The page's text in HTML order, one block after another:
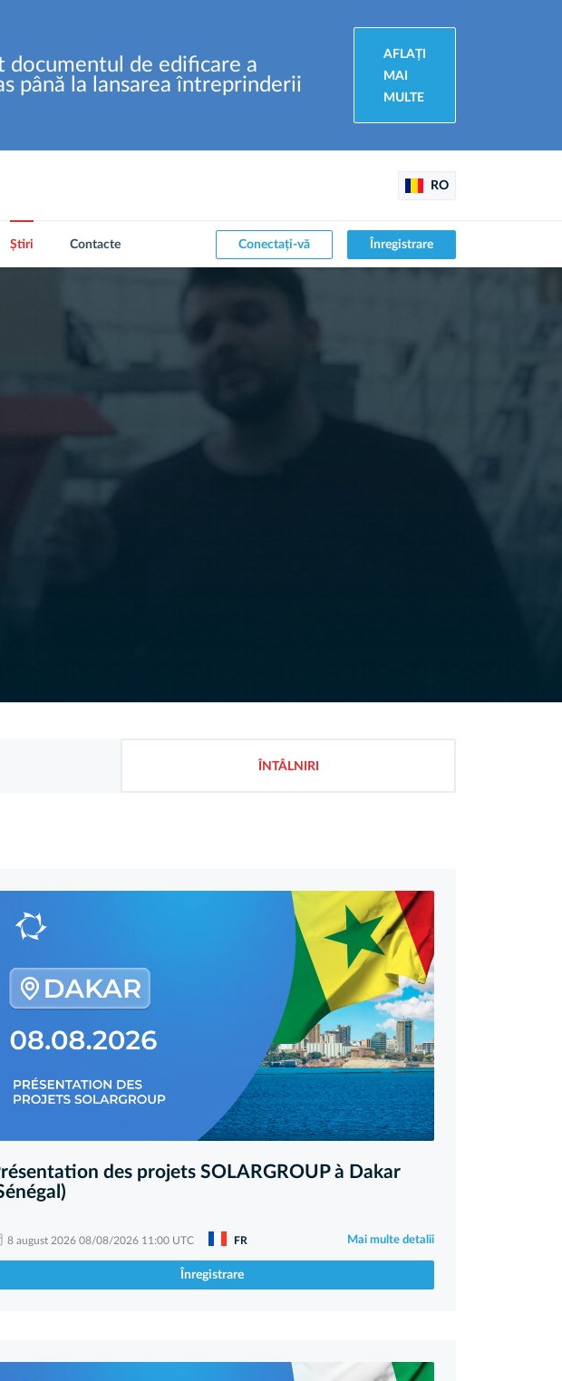
de edificare a
până la lansarea întreprinderii
AFLAȚI
MAI
MULTE
RO
Știri Contacte Conectați-vă Înregistrare
ÎNTÂLNIRI
des projets SOLARGROUP à Dakar
8 august 2026 08/08/2026 11:00 UTC FR Mai multe detalii
Înregistrare